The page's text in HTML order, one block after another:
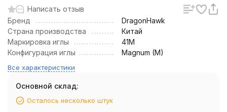
Написать отзыв
Бренд
DragonHawk
Страна производства
Китай
Маркировка иглы
41M
Конфигурация иглы
Magnum (M)
Все характеристики
Основной склад:
Осталось несколько штук